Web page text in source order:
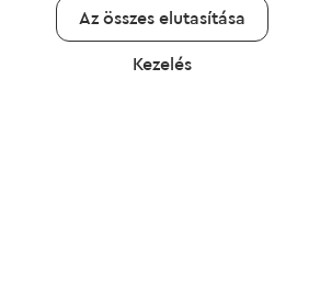
Az összes elutasítása
Kezelés